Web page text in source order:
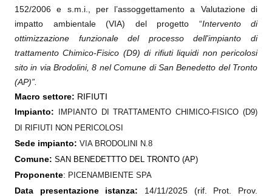
152/2006 e s.m.i., per l’assoggettamento a Valutazione di
impatto ambientale (VIA) del progetto “Intervento di
ottimizzazione funzionale del processo dell'impianto di
trattamento Chimico-Fisico (D9) di rifiuti liquidi non pericolosi
sito in via Brodolini, 8 nel Comune di San Benedetto del Tronto
(AP)”
Macro settore: RIFIUTI
Impianto:
IMPIANTO DI TRATTAMENTO CHIMICO-FISICO (D9)
DI RIFIUTI NON PERICOLOSI
Sede impianto: VIA BRODOLINI N.8
Comune: SAN BENEDETTTO DEL TRONTO (AP)
Proponente: PICENAMBIENTE SPA
Data presentazione istanza: 14/11/2025 (rif. Prot. Prov.